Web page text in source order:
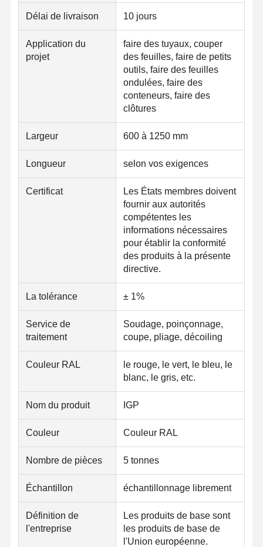
Coils en acier inoxydable
Barres et bobines en aluminium
Des bandes de cuivre et des barres de cuivre
Délai de livraison 10 jours
Application du
projet
faire des tuyaux, couper
des feuilles, faire de petits
outils, faire des feuilles
ondulées, faire des
conteneurs, faire des
clôtures
Largeur 600 à 1250 mm
Longueur selon vos exigences
Certificat
Les États membres doivent
fournir aux autorités
compétentes les
informations nécessaires
pour établir la conformité
des produits à la présente
directive.
La tolérance ± 1%
Service de
traitement
Soudage, poinçonnage,
coupe, pliage, décoiling
Couleur RAL
le rouge, le vert, le bleu, le
blanc, le gris, etc.
Nom du produit IGP
Couleur Couleur RAL
Nombre de pièces 5 tonnes
Échantillon échantillonnage librement
Définition de
l'entreprise
Les produits de base sont
les produits de base de
l'Union européenne.